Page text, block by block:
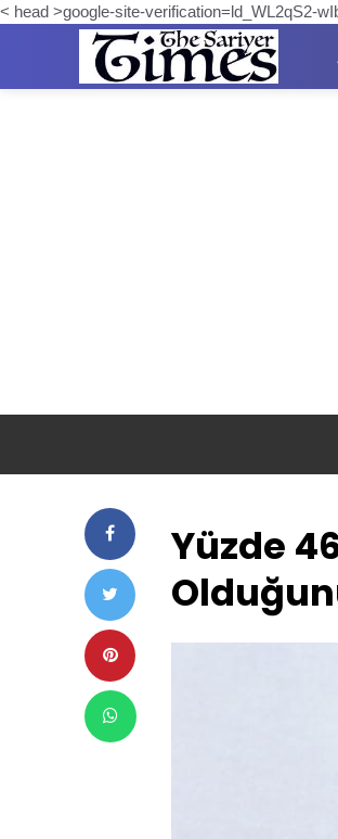
< head >google-site-verification=ld_WL2qS2-
Yüzde